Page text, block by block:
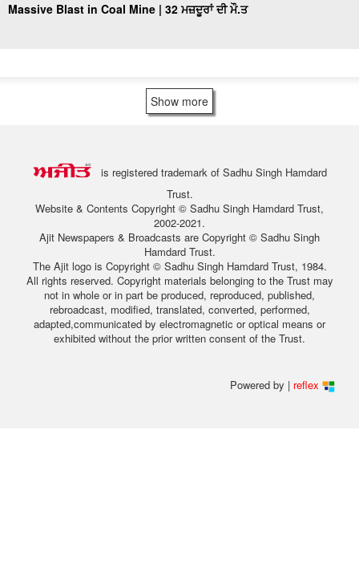
Massive Blast in Coal Mine | 32 ਮਜ਼ਦੂਰਾਂ ਦੀ ਮੌ.ਤ
Show more
is registered trademark of Sadhu Singh Hamdard
Trust.
Website & Contents Copyright © Sadhu Singh Hamdard Trust,
2002-2021.
Ajit Newspapers & Broadcasts are Copyright © Sadhu Singh
Hamdard Trust.
The Ajit logo is Copyright © Sadhu Singh Hamdard Trust, 1984.
All rights reserved. Copyright materials belonging to the Trust may
not in whole or in part be produced, reproduced, published,
rebroadcast, modified, translated, converted, performed,
adapted,communicated by electromagnetic or optical means or
exhibited without the prior written consent of the Trust.
Powered by | reflex